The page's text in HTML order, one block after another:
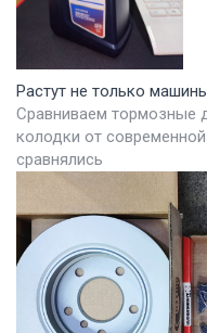
Растут не только
Сравниваем тормозные
колодки от современной
сравнялись